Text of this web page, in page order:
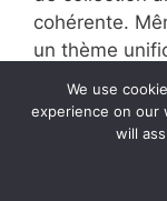
La monotonie
Alternez
moelleux,
l’attention
We use
experience on
we will